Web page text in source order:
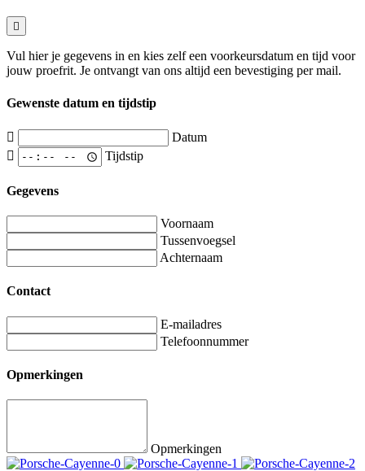
Vul hier je gegevens in en kies zelf een voorkeursdatum en tijd voor
jouw proefrit. Je ontvangt van ons altijd een bevestiging per mail.
Gewenste datum en tijdstip
Datum
Tijdstip
Gegevens
Voornaam
Tussenvoegsel
Achternaam
Contact
E-mailadres
Telefoonnummer
Opmerkingen
Opmerkingen